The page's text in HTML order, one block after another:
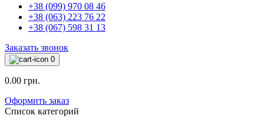
+38 (099) 970 08 46
+38 (063) 223 76 22
+38 (067) 598 31 13
Заказать звонок
0
0.00 грн.
Оформить заказ
Список категорий